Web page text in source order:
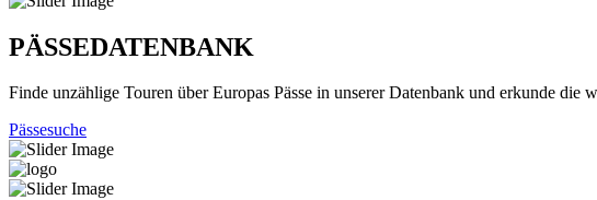
PÄSSEDATENBANK
Finde unzählige Touren über Europas Pässe in unserer Datenbank und erkunde
Pässesuche